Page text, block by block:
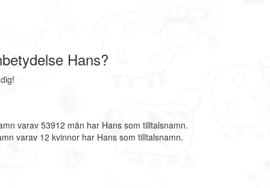
Hans?
varav 53912 män har Hans som tilltalsnamn.
varav 12 kvinnor har Hans som tilltalsnamn.